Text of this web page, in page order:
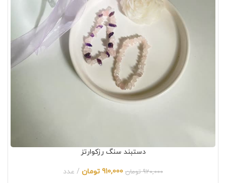
دستبند سنگ رزکوارتز
920,000 تومان 910,000 تومان عدد